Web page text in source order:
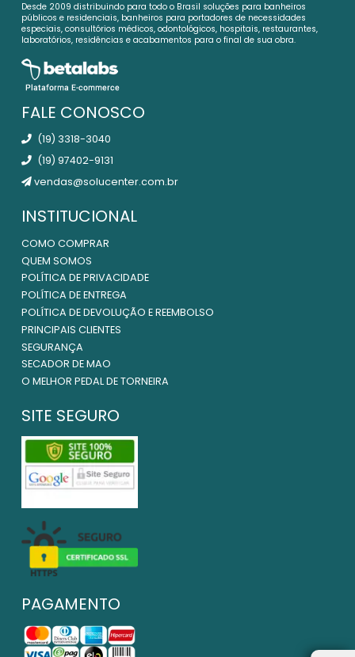
Desde 2009 distribuindo para todo o Brasil soluções para banheiros
públicos e residenciais, banheiros para portadores de necessidades
especiais, consultórios médicos, odontológicos, hospitais, restaurantes,
laboratórios, residências e acabamentos para o final de sua obra.
FALE CONOSCO
(19) 3318-3040
(19) 97402-9131
vendas@solucenter.com.br
INSTITUCIONAL
COMO COMPRAR
QUEM SOMOS
POLÍTICA DE PRIVACIDADE
POLÍTICA DE ENTREGA
POLÍTICA DE DEVOLUÇÃO E REEMBOLSO
PRINCIPAIS CLIENTES
SEGURANÇA
SECADOR DE MAO
O MELHOR PEDAL DE TORNEIRA
SITE SEGURO
PAGAMENTO